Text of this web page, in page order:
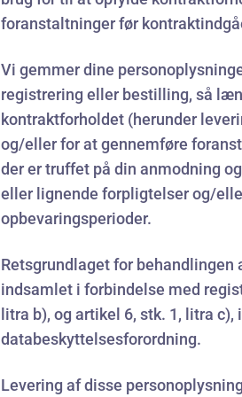
foranstaltninger før
Vi gemmer dine
registrering eller bestilling, så
kontraktforholdet (herunder
og/eller for at gennemføre
der er truffet på din anmodning
eller lignende forpligtelser og/
opbevaringsperioder.
Retsgrundlaget for behandlingen
indsamlet i forbindelse med
litra b), og artikel 6, stk. 1, litra c),
databeskyttelsesforordning.
Levering af disse